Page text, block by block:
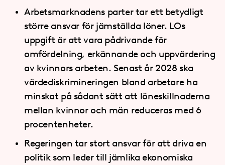
Arbetsmarknadens parter tar ett betydligt
större ansvar för jämställda löner. LOs
uppgift är att vara pådrivande för
omfördelning, erkännande och uppvärdering
av kvinnors arbeten. Senast år 2028 ska
värdediskrimineringen bland arbetare ha
minskat på sådant sätt att löneskillnaderna
mellan kvinnor och män reduceras med 6
procentenheter.
Regeringen tar stort ansvar för att driva en
politik som leder till jämlika ekonomiska